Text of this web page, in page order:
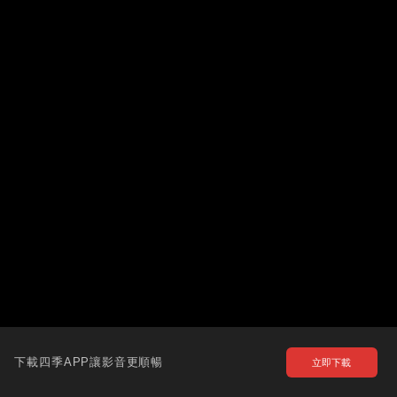
下載四季APP讓影音更順暢 立即下載